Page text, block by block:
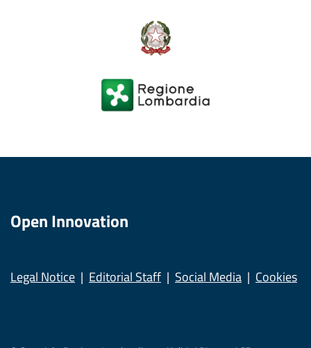
Open Innovation
Legal Notice Editorial Staff Social Media Cookies